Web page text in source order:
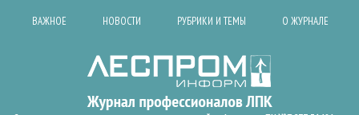
ВАЖНОЕ НОВОСТИ РУБРИКИ И ТЕМЫ О ЖУРНАЛЕ